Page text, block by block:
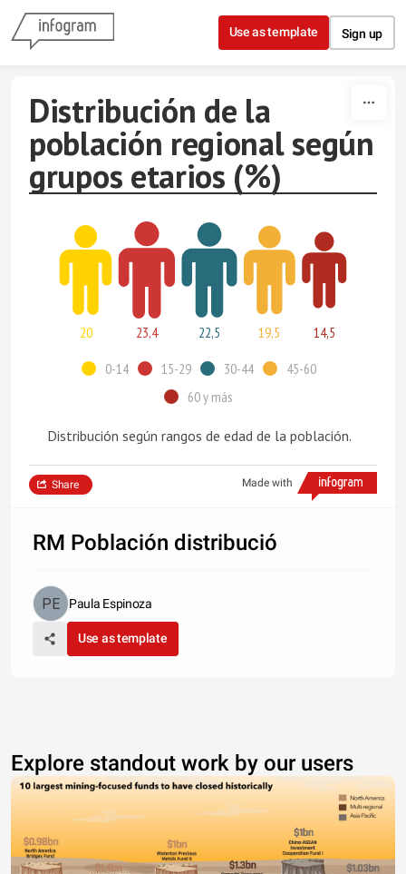
Skip to content
Use as template Sign up
Distribución de la
población regional según
grupos etarios (%)
20 23,4 22,5 19,5 14,5
0-14 15-29 30-44
45-60
60 y más
Distribución según rangos de edad de la población.
Made with
Share
RM Población distribució
Paula Espinoza
Use as template
Explore standout work by our users